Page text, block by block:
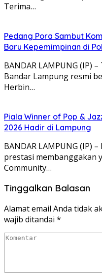
Terima…
Pedang Pora Sambut
Baru Kepemimpinan di
BANDAR LAMPUNG (IP)
Bandar Lampung resmi
Herbin…
Piala Winner of Pop &
2026 Hadir di Lampung
BANDAR LAMPUNG (IP)
prestasi membanggakan
Community…
Tinggalkan Balasan
Alamat email Anda tidak
wajib ditandai *